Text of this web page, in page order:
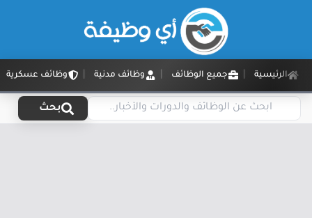
الرئيسية جميع الوظائف وظائف مدنية وظائف عسكرية
بحث